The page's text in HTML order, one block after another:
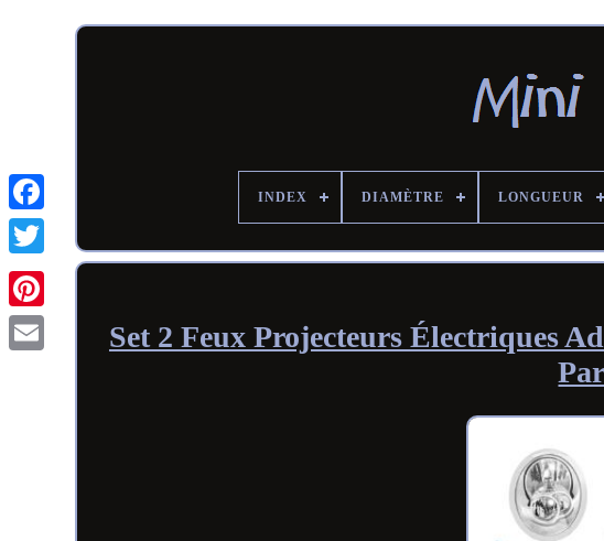
INDEX DIAMÈTRE LONGUEUR
Set 2 Feux Projecteurs Électriques